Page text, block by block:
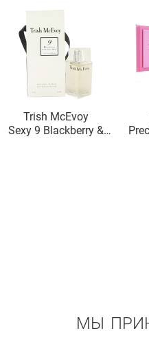
Trish McEvoy
Sexy 9 Blackberry &
МЫ